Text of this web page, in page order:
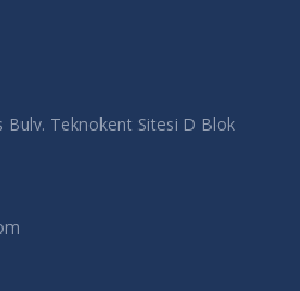
Bulv. Teknokent Sitesi D Blok